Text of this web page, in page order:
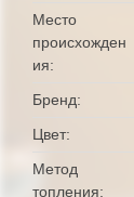
Место
происхожден
ия
Бренд
Цвет
Метод
топления